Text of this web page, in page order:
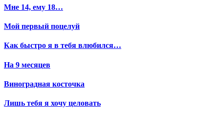
Мне 14, ему 18…
Мой первый поцелуй
Как быстро я в тебя влюбился…
На 9 месяцев
Виноградная косточка
Лишь тебя я хочу целовать